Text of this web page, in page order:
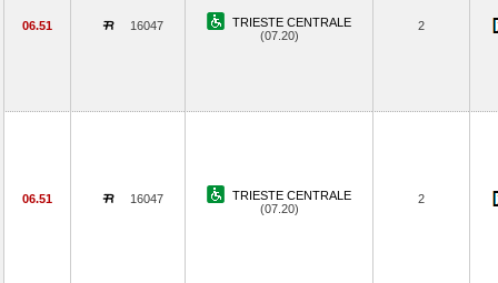
06.51 16047
TRIESTE CENTRALE
(07.20)
2
06.51 16047
TRIESTE CENTRALE
(07.20)
2